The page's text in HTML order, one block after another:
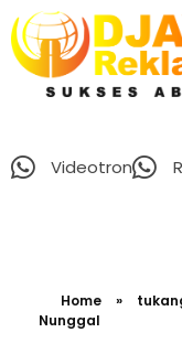
Videotron
Home »
Nunggal